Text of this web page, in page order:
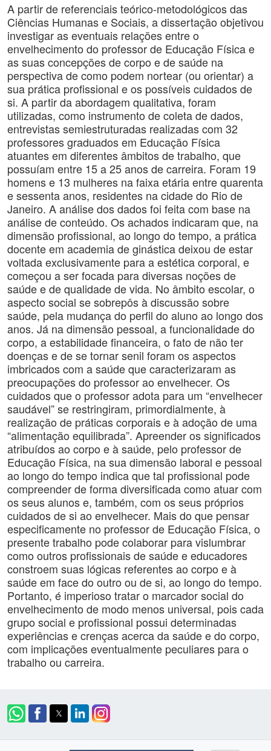
A partir de referenciais teórico-metodológicos das
Ciências Humanas e Sociais, a dissertação objetivou
investigar as eventuais relações entre o
envelhecimento do professor de Educação Física e
as suas concepções de corpo e de saúde na
perspectiva de como podem nortear (ou orientar) a
sua prática profissional e os possíveis cuidados de
si. A partir da abordagem qualitativa, foram
utilizadas, como instrumento de coleta de dados,
entrevistas semiestruturadas realizadas com 32
professores graduados em Educação Física
atuantes em diferentes âmbitos de trabalho, que
possuíam entre 15 a 25 anos de carreira. Foram 19
homens e 13 mulheres na faixa etária entre quarenta
e sessenta anos, residentes na cidade do Rio de
Janeiro. A análise dos dados foi feita com base na
análise de conteúdo. Os achados indicaram que, na
dimensão profissional, ao longo do tempo, a prática
docente em academia de ginástica deixou de estar
voltada exclusivamente para a estética corporal, e
começou a ser focada para diversas noções de
saúde e de qualidade de vida. No âmbito escolar, o
aspecto social se sobrepôs à discussão sobre
saúde, pela mudança do perfil do aluno ao longo dos
anos. Já na dimensão pessoal, a funcionalidade do
corpo, a estabilidade financeira, o fato de não ter
doenças e de se tornar senil foram os aspectos
imbricados com a saúde que caracterizaram as
preocupações do professor ao envelhecer. Os
cuidados que o professor adota para um “envelhecer
saudável” se restringiram, primordialmente, à
realização de práticas corporais e à adoção de uma
“alimentação equilibrada”. Apreender os significados
atribuídos ao corpo e à saúde, pelo professor de
Educação Física, na sua dimensão laboral e pessoal
ao longo do tempo indica que tal profissional pode
compreender de forma diversificada como atuar com
os seus alunos e, também, com os seus próprios
cuidados de si ao envelhecer. Mais do que pensar
especificamente no professor de Educação Física, o
presente trabalho pode colaborar para vislumbrar
como outros profissionais de saúde e educadores
constroem suas lógicas referentes ao corpo e à
saúde em face do outro ou de si, ao longo do tempo.
Portanto, é imperioso tratar o marcador social do
envelhecimento de modo menos universal, pois cada
grupo social e profissional possui determinadas
experiências e crenças acerca da saúde e do corpo,
com implicações eventualmente peculiares para o
trabalho ou carreira.